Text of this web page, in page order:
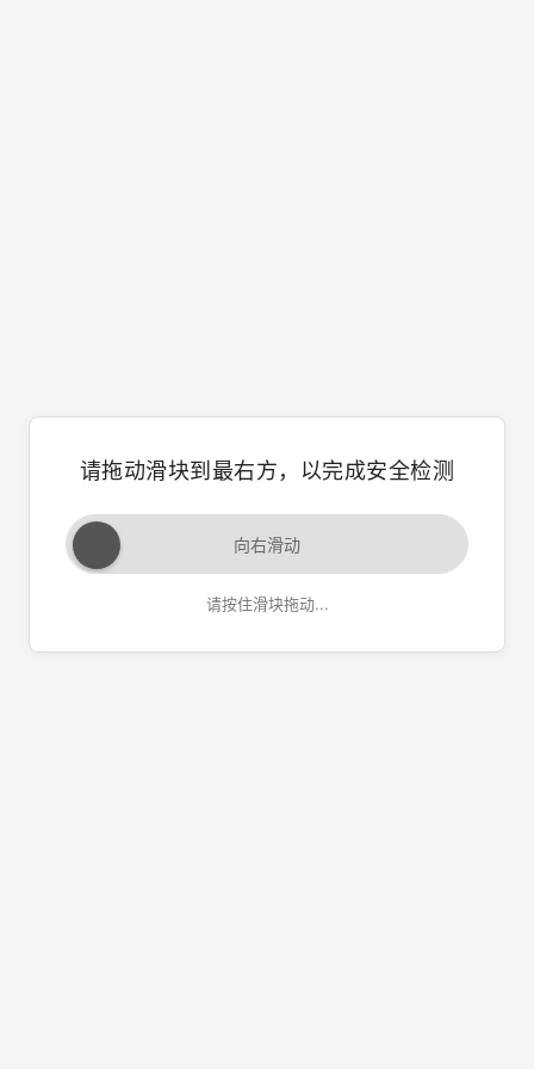
请拖动滑块到最右方，以完成安全检测
向右滑动
请按住滑块拖动...